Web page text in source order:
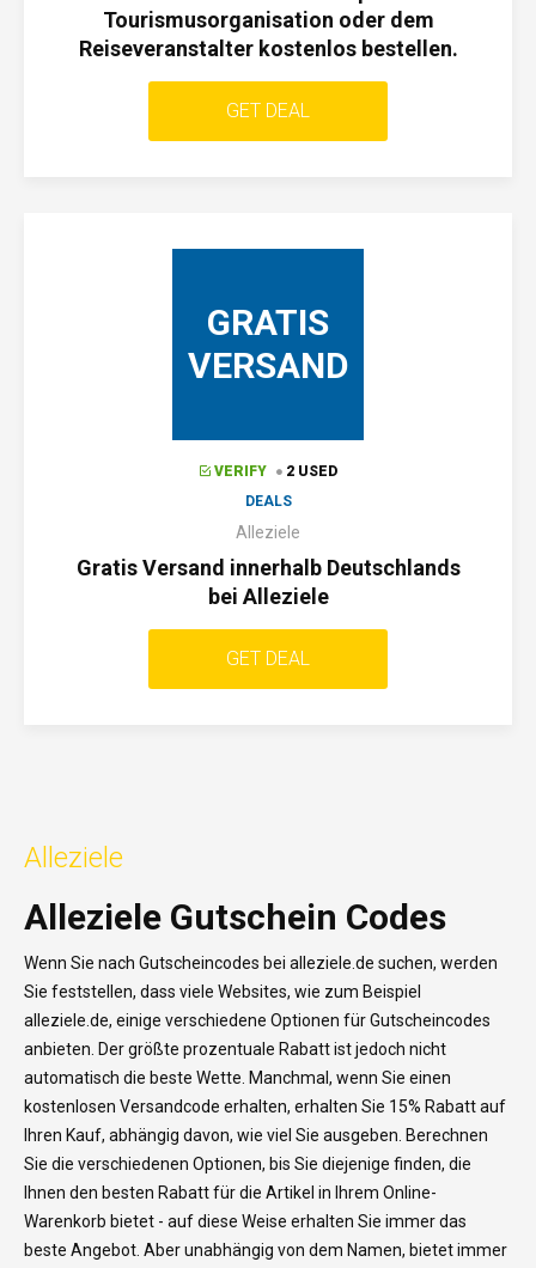
Tourismusorganisation oder dem
Reiseveranstalter kostenlos bestellen.
GET DEAL
GRATIS
VERSAND
VERIFY
2 USED
DEALS
Alleziele
Gratis Versand innerhalb Deutschlands
bei Alleziele
GET DEAL
Alleziele
Alleziele Gutschein Codes
Wenn Sie nach Gutscheincodes bei alleziele.de suchen, werden
Sie feststellen, dass viele Websites, wie zum Beispiel
alleziele.de, einige verschiedene Optionen für Gutscheincodes
anbieten. Der größte prozentuale Rabatt ist jedoch nicht
automatisch die beste Wette. Manchmal, wenn Sie einen
kostenlosen Versandcode erhalten, erhalten Sie 15% Rabatt auf
Ihren Kauf, abhängig davon, wie viel Sie ausgeben. Berechnen
Sie die verschiedenen Optionen, bis Sie diejenige finden, die
Ihnen den besten Rabatt für die Artikel in Ihrem Online-
Warenkorb bietet - auf diese Weise erhalten Sie immer das
beste Angebot. Aber unabhängig von dem Namen, bietet immer